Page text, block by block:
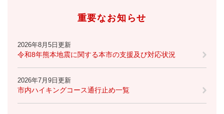
重要なお知らせ
2026年8月5日更新
令和8年熊本地震に関する本市の支援及び対応状況
2026年7月9日更新
市内ハイキングコース通行止め一覧